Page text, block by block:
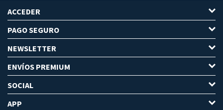
ACCEDER
PAGO SEGURO
NEWSLETTER
ENVÍOS PREMIUM
SOCIAL
APP